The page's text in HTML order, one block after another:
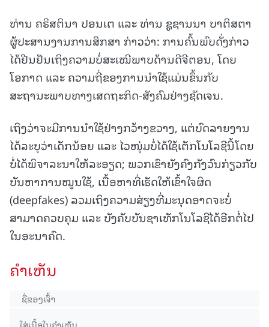
ທ່ານ ຄຣິສຕິນາ ປອນເຕ ແລະ ທ່ານ ຊູຊານນາ ບາຕິສຕາ
ຜູ້ປະສານງານການສຶກສາ ກ່າວວ່າ: ການຄົ້ນພົບດັ່ງກ່າວ
ໄດ້ຢືນຢັນເຖິງຄວາມບໍ່ສະເໝີພາບດ້ານດີຈີຕອນ, ໂດຍ
ໂອກາດ ແລະ ຄວາມຖີ່ຂອງການນຳໃຊ້ແມ່ນຂຶ້ນກັບ
ສະຖານະພາບທາງເສດຖະກິດ-ສັງຄົມຢ່າງຊັດເຈນ.
ເຖິງວ່າຈະມີການນຳໃຊ້ຢ່າງກວ້າງຂວາງ, ແຕ່ບົດລາຍງານ
ໄດ້ລະບຸວ່າເດັກນ້ອຍ ແລະ ໄວໜຸ່ມບໍ່ໄດ້ໃຊ້ເຕັກໂນໂລຊີນີ້ໂດຍ
ບໍ່ໄດ້ພິຈາລະນາໃຫ້ລະອຽດ; ພວກເຂົາຍັງຄົງກັງວົນກ່ຽວກັບ
ບັນຫາການໝູນໃຊ້, ເນື້ອຫາທີ່ເຮັດໃຫ້ເຂົ້າໃຈຜິດ
(deepfakes) ລວມເຖິງຄວາມສ່ຽງທີ່ມະນຸດອາດຈະບໍ່
ສາມາດຄວບຄຸມ ແລະ ບັງຄັບບັນຊາເທັກໂນໂລຊີໄດ້ອີກຕໍ່ໄປ
ໃນອະນາຄົດ.
ຄໍາເຫັນ